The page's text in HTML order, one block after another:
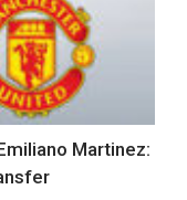
Martinez: